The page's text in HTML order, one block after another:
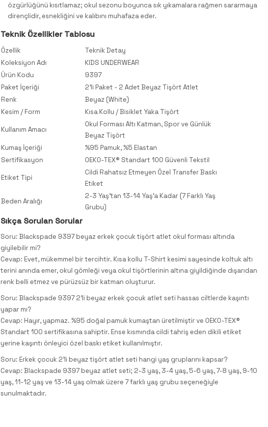
özgürlüğünü kısıtlamaz; okul sezonu boyunca sık yıkamalara rağmen sararmaya
dirençlidir, esnekliğini ve kalıbını muhafaza eder.
Teknik Özellikler Tablosu
Özellik
Teknik Detay
Koleksiyon Adı
KIDS UNDERWEAR
Ürün Kodu
9397
Paket İçeriği
2'li Paket - 2 Adet Beyaz Tişört Atlet
Renk
Beyaz (White)
Kesim / Form
Kısa Kollu / Bisiklet Yaka Tişört
Kullanım Amacı
Okul Forması Altı Katman, Spor ve Günlük
Beyaz Tişört
Kumaş İçeriği
%95 Pamuk, %5 Elastan
Sertifikasyon
OEKO-TEX® Standart 100 Güvenli Tekstil
Etiket Tipi
Cildi Rahatsız Etmeyen Özel Transfer Baskı
Etiket
Beden Aralığı
2-3 Yaş'tan 13-14 Yaş'a Kadar (7 Farklı Yaş
Grubu)
Sıkça Sorulan Sorular
Soru: Blackspade 9397 beyaz erkek çocuk tişört atlet okul forması altında
giyilebilir mi?
Cevap: Evet, mükemmel bir tercihtir. Kısa kollu T-Shirt kesimi sayesinde koltuk altı
terini anında emer, okul gömleği veya okul tişörtlerinin altına giyildiğinde dışarıdan
renk belli etmez ve pürüzsüz bir katman oluşturur.
Soru: Blackspade 9397 2'li beyaz erkek çocuk atlet seti hassas ciltlerde kaşıntı
yapar mı?
Cevap: Hayır, yapmaz. %95 doğal pamuk kumaştan üretilmiştir ve OEKO-TEX®
Standart 100 sertifikasına sahiptir. Ense kısmında cildi tahriş eden dikili etiket
yerine kaşıntı önleyici özel baskı etiket kullanılmıştır.
Soru: Erkek çocuk 2'li beyaz tişört atlet seti hangi yaş gruplarını kapsar?
Cevap: Blackspade 9397 beyaz atlet seti; 2-3 yaş, 3-4 yaş, 5-6 yaş, 7-8 yaş, 9-10
yaş, 11-12 yaş ve 13-14 yaş olmak üzere 7 farklı yaş grubu seçeneğiyle
sunulmaktadır.